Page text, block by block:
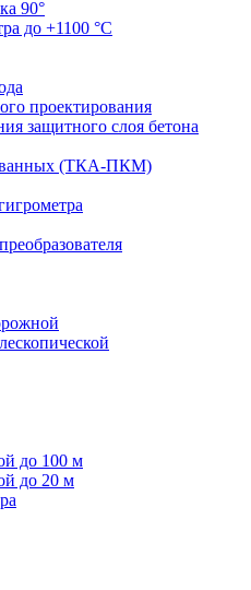
90°
до +1100 °С
проектирования
защитного слоя бетона
(ТКА-ПКМ)
до 100 м
до 20 м